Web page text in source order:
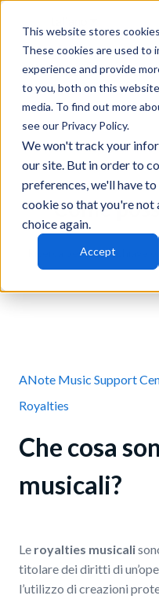
This website stores
These cookies are used to
experience and provide
to you, both on this
media. To find out more
see our Privacy Policy.
We won't track your
our site. But in order to
preferences, we'll have
cookie so that you're not
choice again.
Accept
Come
ANote Music Support
Royalties
Che cosa
musicali?
Le royalties musicali
titolare dei diritti di
l’utilizzo di creazioni